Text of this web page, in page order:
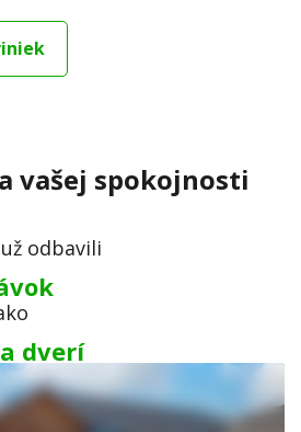
vašej spokojnosti
odbavili
dverí